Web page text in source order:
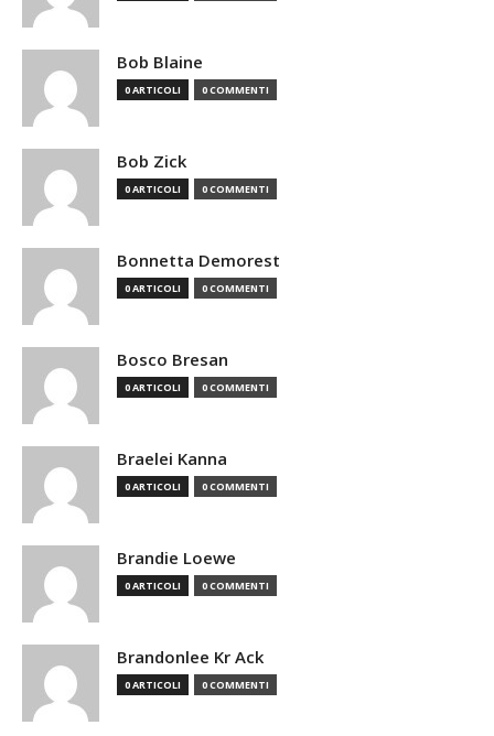
Bob Blaine
0 ARTICOLI 0 COMMENTI
Bob Zick
0 ARTICOLI 0 COMMENTI
Bonnetta Demorest
0 ARTICOLI 0 COMMENTI
Bosco Bresan
0 ARTICOLI 0 COMMENTI
Braelei Kanna
0 ARTICOLI 0 COMMENTI
Brandie Loewe
0 ARTICOLI 0 COMMENTI
Brandonlee Kr Ack
0 ARTICOLI 0 COMMENTI